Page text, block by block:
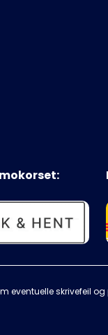
eventuelle skrivefeil og